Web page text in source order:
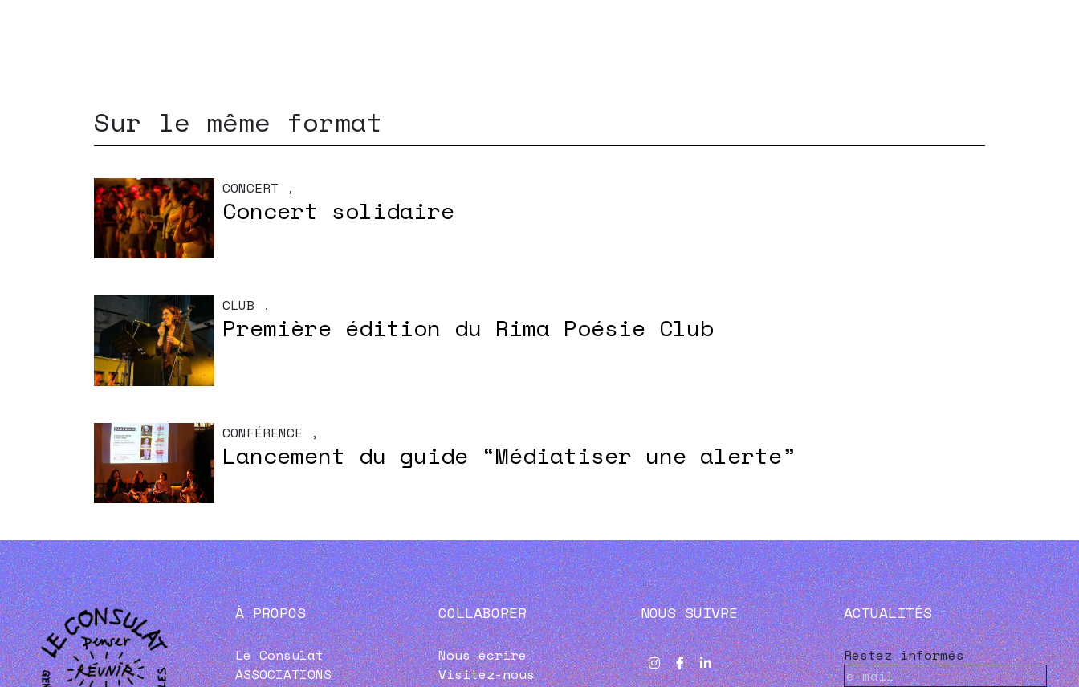
Sur le même format
CONCERT ,
Concert solidaire
CLUB ,
Première édition du Rima Poésie Club
CONFÉRENCE ,
Lancement du guide “Médiatiser une alerte”
À PROPOS
Le Consulat
ASSOCIATIONS
COLLABORER
Nous écrire
Visitez-nous
NOUS SUIVRE ACTUALITÉS
Restez informés